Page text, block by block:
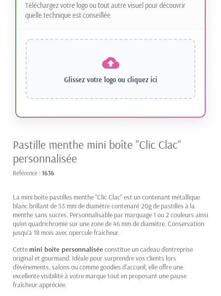
Téléchargez votre logo ou tout autre visuel pour découvrir
quelle technique est conseillée
Glissez votre logo ou cliquez ici
Pastille menthe mini boîte "Clic Clac"
personnalisée
Référence : 1636
La mini boîte pastilles menthe "Clic Clac" est un contenant métallique
blanc brillant de 53 mm de diamètre contenant 20g de pastilles à la
menthe sans sucres. Personnalisable par marquage 1 ou 2 couleurs ainsi
qu'en quadrichromie sur une zone de 46 mm de diamètre. Conservation
jusqu'à 18 mois avec opercule fraîcheur.
Cettemini boîte personnaliséeconstitue un cadeau d'entreprise
original et gourmand. Idéale pour surprendre vos clients lors
d'événements, salons ou comme goodies d'accueil, elle offre une
excellente visibilité à votre marque tout en proposant une pause
fraîcheur appréciée.